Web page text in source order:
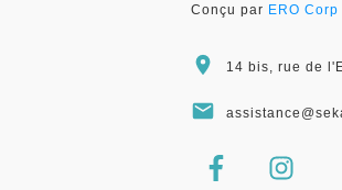
Conçu par ERO Corp
14 bis, rue de